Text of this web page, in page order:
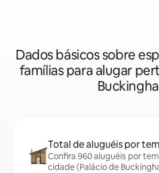
Dados básicos sobre
famílias para alugar
Total de aluguéis por
Confira 960 aluguéis por
cidade (Palácio de